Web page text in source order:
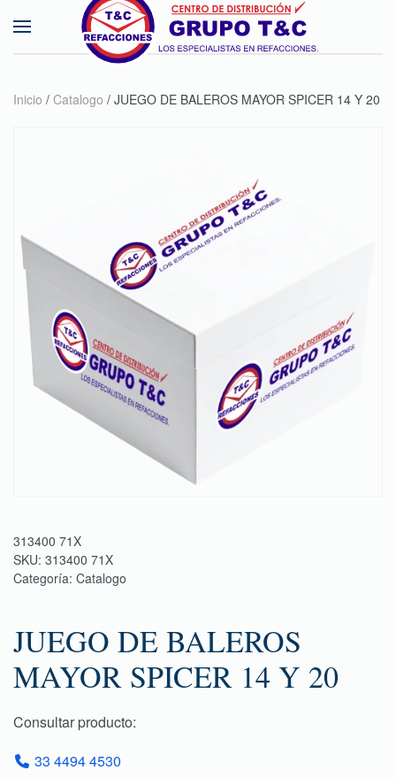
Skip to main content
Inicio / Catalogo / JUEGO DE BALEROS MAYOR SPICER 14 Y 20
313400 71X
SKU: 313400 71X
Categoría: Catalogo
JUEGO DE BALEROS
MAYOR SPICER 14 Y 20
Consultar producto:
33 4494 4530